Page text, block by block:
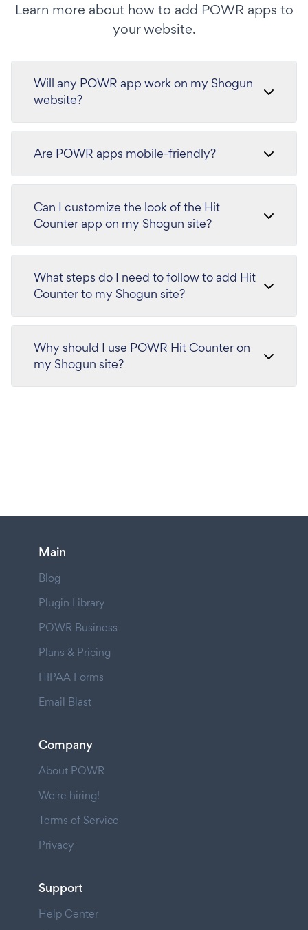
Learn more about how to add POWR apps to
your website.
Will any POWR app work on my Shogun
website?
Are POWR apps mobile-friendly?
Can I customize the look of the Hit
Counter app on my Shogun site?
What steps do I need to follow to add Hit
Counter to my Shogun site?
Why should I use POWR Hit Counter on
my Shogun site?
Main
Blog
Plugin Library
POWR Business
Plans & Pricing
HIPAA Forms
Email Blast
Company
About POWR
We're hiring!
Terms of Service
Privacy
Support
Help Center